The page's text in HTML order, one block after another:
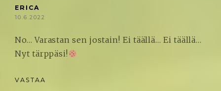
ERICA
10.6.2022
No… Varastan sen jostain! Ei täällä… Ei täällä…
Nyt tärppäsi!
VASTAA